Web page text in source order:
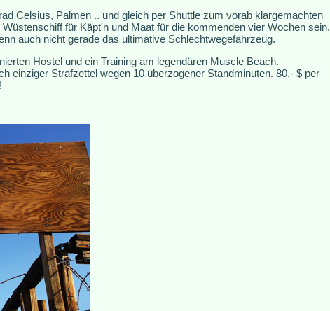
Celsius, Palmen .. und gleich per Shuttle zum vorab klargemachten
für Käpt'n und Maat für die kommenden vier Wochen sein.
auch nicht gerade das ultimative Schlechtwegefahrzeug.
Hostel und ein Training am legendären Muscle Beach.
einziger Strafzettel wegen 10 überzogener Standminuten. 80,- $ per